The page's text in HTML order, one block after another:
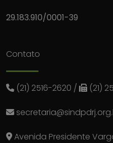
29.183.910/0001-39
Contato
(21) 2516-2620 / (21)
Avenida Presidente